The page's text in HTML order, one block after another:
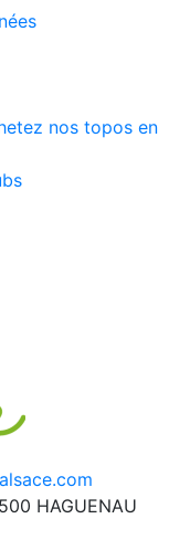
nos topos en
HAGUENAU